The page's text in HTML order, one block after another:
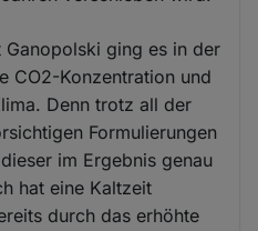
ging es in der
CO2-Konzentration und
Denn trotz all der
Formulierungen
im Ergebnis genau
hat eine Kaltzeit
durch das erhöhte